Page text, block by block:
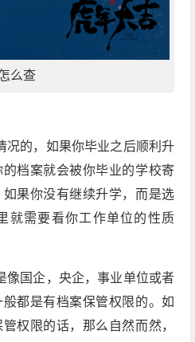
么查
况的，如果你毕业之后顺利升
档案就会被你毕业的学校寄
果你没有继续升学，而是选
就需要看你工作单位的性质
像国企，央企，事业单位或者
都是有档案保管权限的。如
权限的话，那么自然而然，